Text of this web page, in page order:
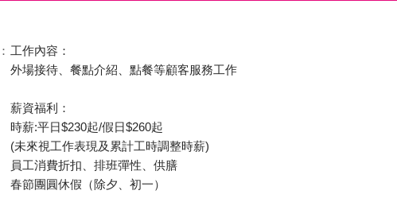
工作內容：
外場接待、餐點介紹、點餐等顧客服務工作
薪資福利：
時薪:平日$230起/假日$260起
(未來視工作表現及累計工時調整時薪)
員工消費折扣、排班彈性、供膳
春節團圓休假（除夕、初一）